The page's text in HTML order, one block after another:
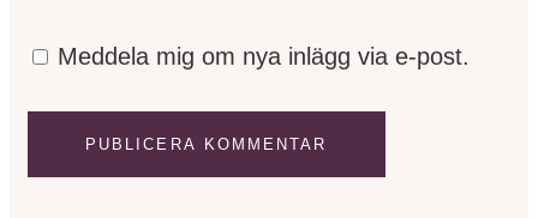
Meddela mig om nya inlägg via e-post.